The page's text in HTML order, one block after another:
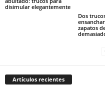
disimular elegantemente
Dos
zapatos
Artículos recientes